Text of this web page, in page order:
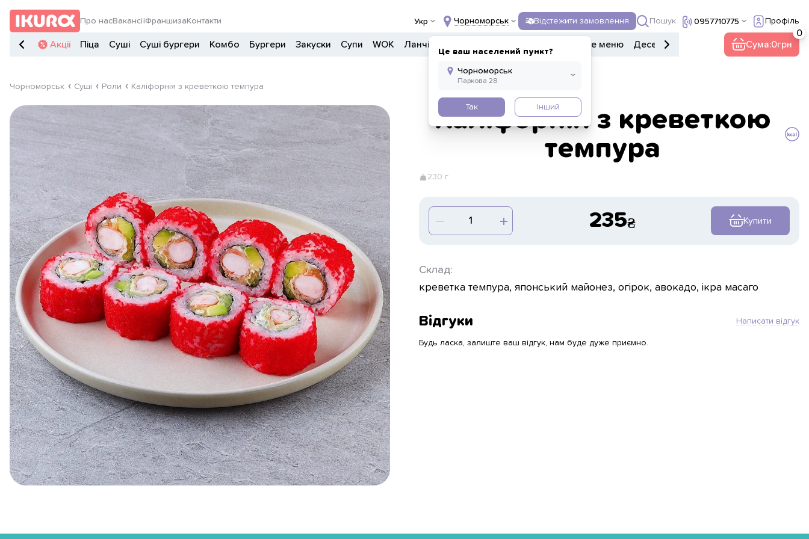
Про насВакансіїФраншиза Контакти Укр Чорноморськ
Це ваш населений пункт?
Так Інший
Відстежити замовлення Пошук 0957710775 Профіль
Акції Піца Суші Суші бургери Комбо Бургери Закуски Супи WOK Ланчі Дитяче меню Десерти Інше Сума:0
Чорноморськ Суші Роли Каліфорнія з креветкою темпура
Каліфорнія з креветкою
темпура
230 г
235 Купити
Склад:
креветка темпура, японський майонез, огірок, авокадо, ікра масаго
Відгуки Написати відгук
Будь ласка, залиште ваш відгук, нам буде дуже приємно.